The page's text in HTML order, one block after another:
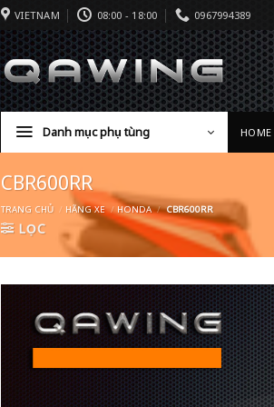
VIETNAM 08:00 - 18:00 0967994389
Danh mục phụ tùng HOME
CBR600RR
TRANG CHỦ / HÃNG XE / HONDA / CBR600RR
LỌC